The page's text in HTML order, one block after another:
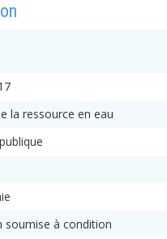
la ressource en eau
soumise à condition